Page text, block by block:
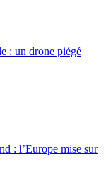
: un drone piégé
: l’Europe mise sur